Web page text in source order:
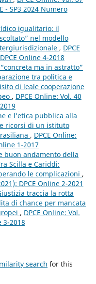
- SP3 2024 Numero
igualitario: il
nel modello
, DPCE
Online 4-2018
ma in astratto”
tra politica e
di leale cooperazione
, DPCE Online: Vol. 40
e l’etica pubblica alla
ricorsi di un istituto
, DPCE Online:
1-2017
buon andamento della
Scilla e Cariddi:
le complicazioni ,
DPCE Online 2-2021
traccia la rotta
di chance per mancata
, DPCE Online: Vol.
3-2018
search for this